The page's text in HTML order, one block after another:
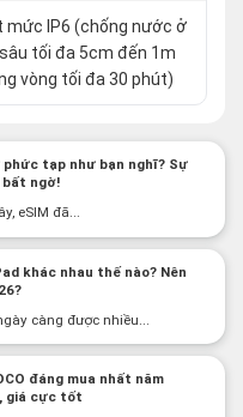
mức IP6 (chống nước ở
tối đa 5cm đến 1m
vòng tối đa 30 phút)
tạp như bạn nghĩ? Sự
ngờ!
eSIM đã...
khác nhau thế nào? Nên
càng được nhiều...
đáng mua nhất năm
giá cực tốt